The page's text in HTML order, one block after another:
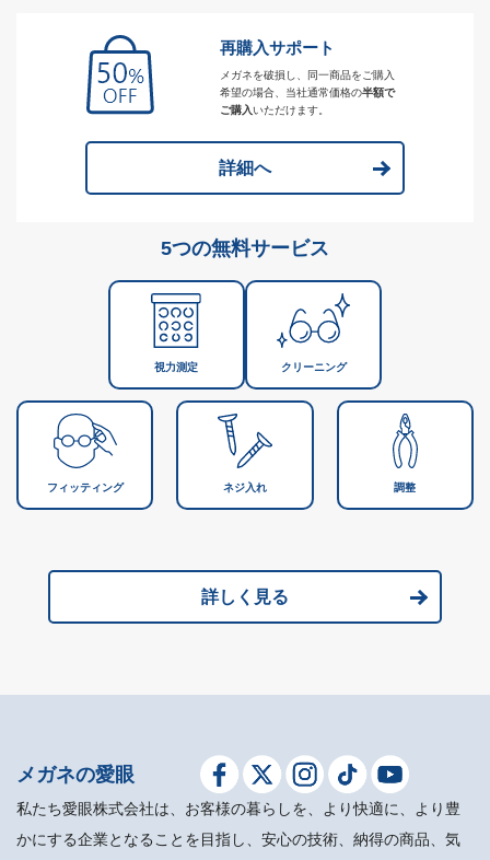
再購入サポート
メガネを破損し、同一商品をご購入
希望の場合、当社通常価格の半額で
ご購入いただけます。
詳細へ
5つの無料サービス
視力測定 クリーニング
フィッティング ネジ入れ 調整
詳しく見る
メガネの愛眼
私たち愛眼株式会社は、お客様の暮らしを、より快適に、より豊
かにする企業となることを目指し、安心の技術、納得の商品、気